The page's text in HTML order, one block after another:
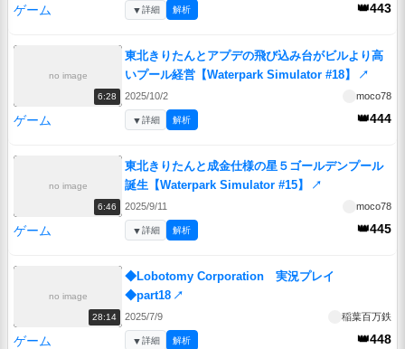
ゲーム 👑443
▼詳細 解析
no image
6:28
東北きりたんとアプデの飛び込み台がビルより高
いプール経営【Waterpark Simulator #18】
↗
2025/10/2 moco78
ゲーム 👑444
▼詳細 解析
no image
6:46
東北きりたんと成金仕様の星５ゴールデンプール
誕生【Waterpark Simulator #15】
↗
2025/9/11 moco78
ゲーム 👑445
▼詳細 解析
no image
28:14
◆Lobotomy Corporation 実況プレイ
◆part18 ↗
2025/7/9 稲葉百万鉄
ゲーム 👑448
▼詳細 解析